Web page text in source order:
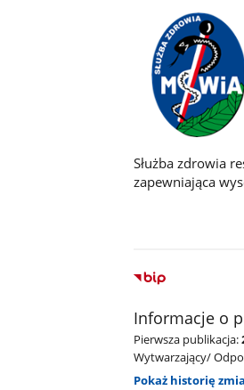
Służba zdrowia
zapewniająca
Informacje o
Pierwsza publikacja:
Wytwarzający/
Pokaż historię